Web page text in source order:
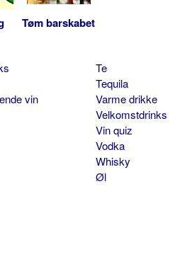
Tøm barskabet
vin
Te
Tequila
Varme drikke
Velkomstdrinks
Vin quiz
Vodka
Whisky
Øl